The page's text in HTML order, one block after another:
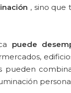
, sino que
puede
pueden